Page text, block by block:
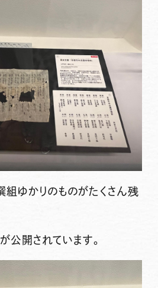
組ゆかりのものがたくさん残
公開されています。